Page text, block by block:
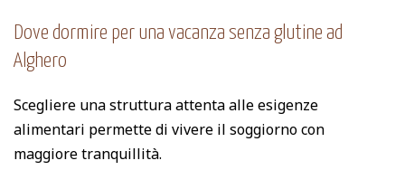
Dove dormire per una vacanza senza glutine ad
Alghero
Scegliere una struttura attenta alle esigenze
alimentari permette di vivere il soggiorno con
maggiore tranquillità.